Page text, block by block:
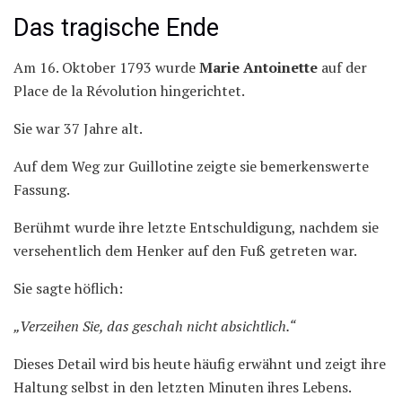
Das tragische Ende
Am 16. Oktober 1793 wurdeMarie Antoinette auf der
Place de la Révolution hingerichtet.
Sie war 37 Jahre alt.
Auf dem Weg zur Guillotine zeigte sie bemerkenswerte
Fassung.
Berühmt wurde ihre letzte Entschuldigung, nachdem sie
versehentlich dem Henker auf den Fuß getreten war.
Sie sagte höflich:
„Verzeihen Sie, das geschah nicht absichtlich.“
Dieses Detail wird bis heute häufig erwähnt und zeigt ihre
Haltung selbst in den letzten Minuten ihres Lebens.